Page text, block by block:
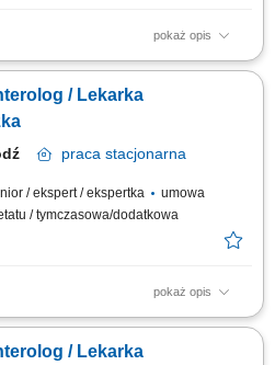
pokaż opis
pacjentami w zakresie
w organizacji i realizacji procedur;
/ Lekarka
praca stacjonarna
/ ekspert / ekspertka
umowa
/ tymczasowa/dodatkowa
pokaż opis
pacjentami w zakresie
w organizacji i realizacji procedur;
/ Lekarka